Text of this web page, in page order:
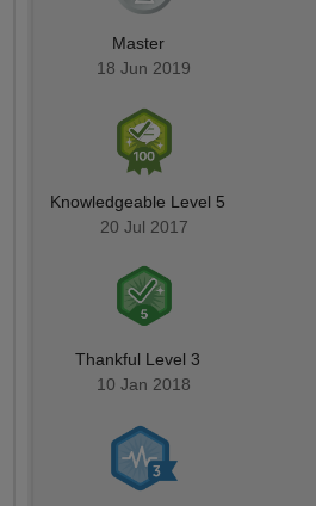
Master
18 Jun 2019
Knowledgeable Level 5
20 Jul 2017
Thankful Level 3
10 Jan 2018